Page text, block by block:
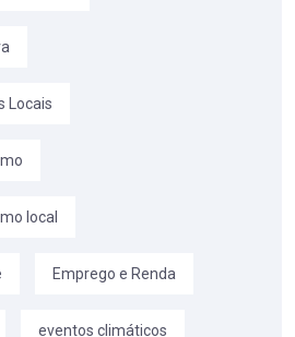
Locais
local
Emprego e Renda
eventos climáticos